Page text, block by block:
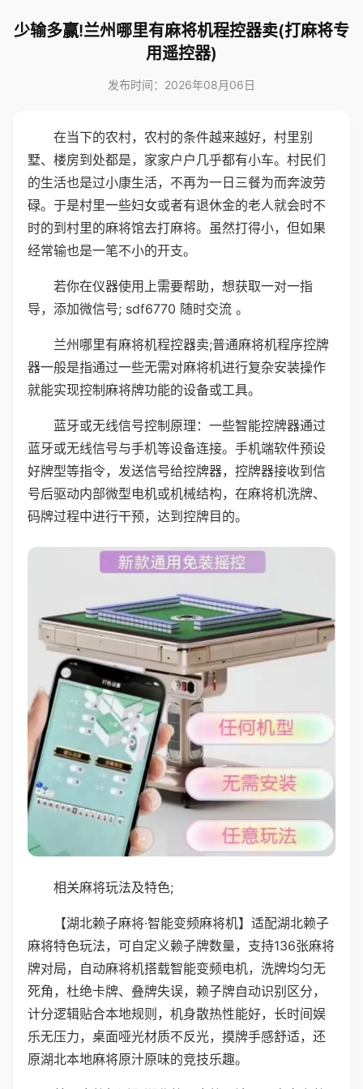
少输多赢!兰州哪里有麻将机程控器卖(打麻将专
用遥控器)
发布时间：2026年08月06日
在当下的农村，农村的条件越来越好，村里别
墅、楼房到处都是，家家户户几乎都有小车。村民们
的生活也是过小康生活，不再为一日三餐为而奔波劳
碌。于是村里一些妇女或者有退休金的老人就会时不
时的到村里的麻将馆去打麻将。虽然打得小，但如果
经常输也是一笔不小的开支。
若你在仪器使用上需要帮助，想获取一对一指
导，添加微信号; sdf6770 随时交流 。
兰州哪里有麻将机程控器卖;普通麻将机程序控牌
器一般是指通过一些无需对麻将机进行复杂安装操作
就能实现控制麻将牌功能的设备或工具。
蓝牙或无线信号控制原理：一些智能控牌器通过
蓝牙或无线信号与手机等设备连接。手机端软件预设
好牌型等指令，发送信号给控牌器，控牌器接收到信
号后驱动内部微型电机或机械结构，在麻将机洗牌、
码牌过程中进行干预，达到控牌目的。
相关麻将玩法及特色;
【湖北赖子麻将·智能变频麻将机】适配湖北赖子
麻将特色玩法，可自定义赖子牌数量，支持136张麻将
牌对局，自动麻将机搭载智能变频电机，洗牌均匀无
死角，杜绝卡牌、叠牌失误，赖子牌自动识别区分，
计分逻辑贴合本地规则，机身散热性能好，长时间娱
乐无压力，桌面哑光材质不反光，摸牌手感舒适，还
原湖北本地麻将原汁原味的竞技乐趣。